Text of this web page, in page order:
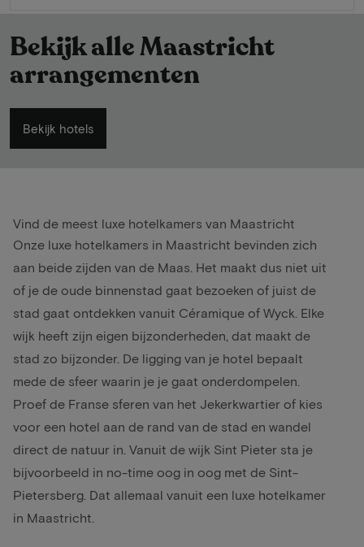
Bekijk alle Maastricht
arrangementen
Bekijk hotels
Vind de meest luxe hotelkamers van Maastricht
Onze luxe hotelkamers in Maastricht bevinden zich
aan beide zijden van de Maas. Het maakt dus niet uit
of je de oude binnenstad gaat bezoeken of juist de
stad gaat ontdekken vanuit Céramique of Wyck. Elke
wijk heeft zijn eigen bijzonderheden, dat maakt de
stad zo bijzonder. De ligging van je hotel bepaalt
mede de sfeer waarin je je gaat onderdompelen.
Proef de Franse sferen van het Jekerkwartier of kies
voor een hotel aan de rand van de stad en wandel
direct de natuur in. Vanuit de wijk Sint Pieter sta je
bijvoorbeeld in no-time oog in oog met de Sint-
Pietersberg. Dat allemaal vanuit een luxe hotelkamer
in Maastricht.